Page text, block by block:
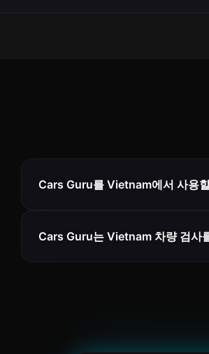
Cars Guru를 Vietnam에서 사용
Cars Guru는 Vietnam 차량 검사